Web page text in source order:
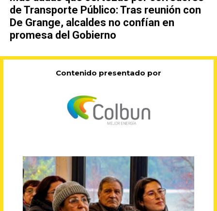
de Transporte Público: Tras reunión con
De Grange, alcaldes no confían en
promesa del Gobierno
Contenido presentado por